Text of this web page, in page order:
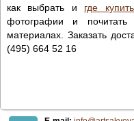
как выбрать и где
фотографии и
материалах. Заказать
(495) 664 52 16